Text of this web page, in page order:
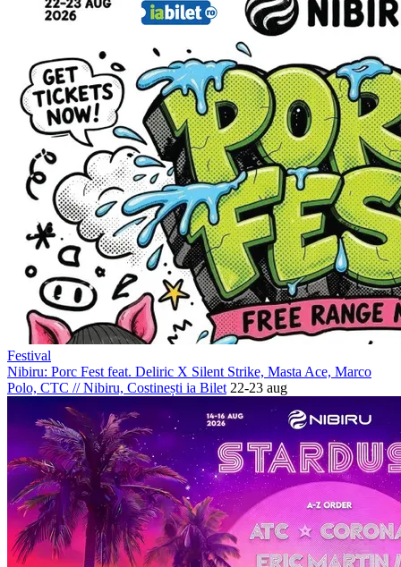
Festival
Nibiru: Porc Fest feat. Deliric X Silent Strike, Masta Ace, Marco
Polo, CTC //Nibiru, Costinești ia Bilet 22-23 aug